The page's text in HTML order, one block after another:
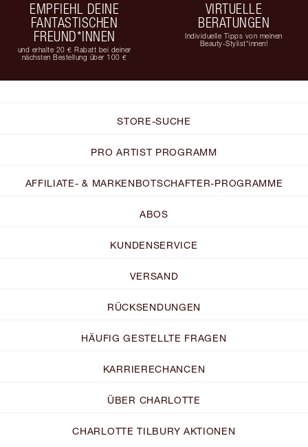
EMPFIEHL DEINE
FANTASTISCHEN
FREUND*INNEN
und erhalte 20 € Rabatt bei deiner
nächsten Bestellung über 100 €
VIRTUELLE
BERATUNGEN
Individuelle Tipps von meinen
Beauty-Stylist*innen!
STORE-SUCHE
PRO ARTIST PROGRAMM
AFFILIATE- & MARKENBOTSCHAFTER-PROGRAMME
ABOS
KUNDENSERVICE
VERSAND
RÜCKSENDUNGEN
HÄUFIG GESTELLTE FRAGEN
KARRIERECHANCEN
ÜBER CHARLOTTE
CHARLOTTE TILBURY AKTIONEN